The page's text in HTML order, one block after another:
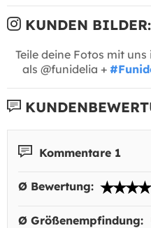
KUNDEN BILDER:
Teile deine Fotos mit uns
als @funidelia +
Kommentare 1
Ø Bewertung:
Ø Größenempfindung: